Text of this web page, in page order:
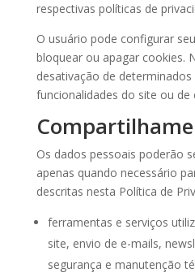
respectivas políticas de
O usuário pode configurar
bloquear ou apagar cookies.
desativação de
funcionalidades do site ou
Os dados pessoais poderão
apenas quando necessário
descritas nesta Política de
ferramentas e serviços
site, envio de e-mails,
segurança e manutenção